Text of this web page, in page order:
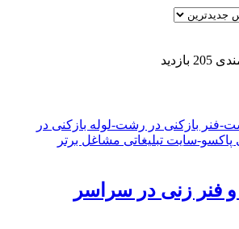
205 بازدید
و فنر زنی در سراسر